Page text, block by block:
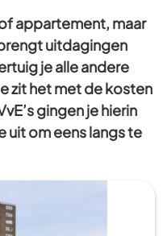
appartement, maar
uitdagingen
je alle andere
zit het met de kosten
gingen je hierin
uit om eens langs te